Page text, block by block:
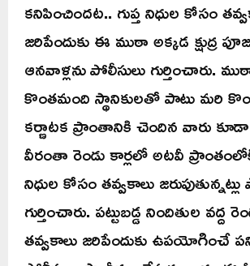
కనిపించిందట.. గుప్త నిధుల కోసం
జరిపేందుకు ఈ ముఠా అక్కడ క్షుద్ర
ఆనవాళ్లను పోలీసులు గుర్తించారు.
కొంతమంది స్థానికులతో పాటు మరి
కర్ణాటక ప్రాంతానికి చెందిన వారు
వీరంతా రెండు కార్లలో అటవీ ప్రాంతంలోకి
నిధుల కోసం తవ్వకాలు
గుర్తించారు. పట్టుబడ్డ నిందితుల వద్ద
తవ్వకాలు జరిపేందుకు ఉపయోగించే